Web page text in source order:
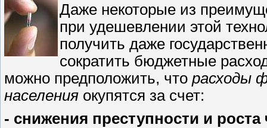
Даже некоторые из
при удешевлении этой
получить даже
сократить бюджетные
можно предположить, что расходы
населения окупятся за счет:
- снижения преступности и роста